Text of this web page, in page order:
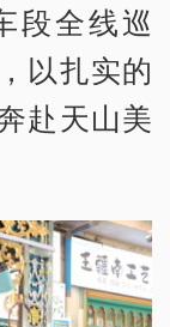
段全线巡
以扎实的
赴天山美